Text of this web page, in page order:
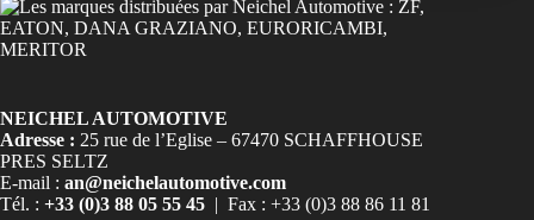
NEICHEL AUTOMOTIVE
Adresse : 25 rue de l’Eglise – 67470 SCHAFFHOUSE
PRES SELTZ
E-mail : an@neichelautomotive.com
Tél. : +33 (0)3 88 05 55 45 | Fax : +33 (0)3 88 86 11 81